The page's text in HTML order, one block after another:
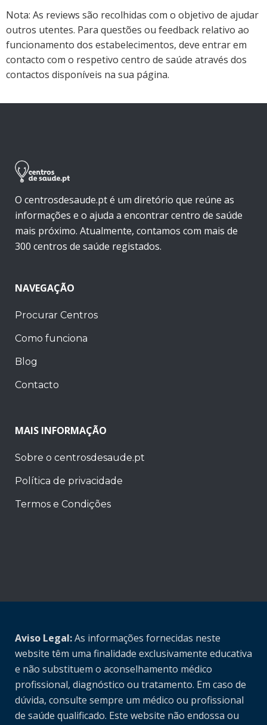
Nota: As reviews são recolhidas com o objetivo de ajudar
outros utentes. Para questões ou feedback relativo ao
funcionamento dos estabelecimentos, deve entrar em
contacto com o respetivo centro de saúde através dos
contactos disponíveis na sua página.
O centrosdesaude.pt é um diretório que reúne as
informações e o ajuda a encontrar centro de saúde
mais próximo. Atualmente, contamos com mais de
300 centros de saúde registados.
NAVEGAÇÃO
Procurar Centros
Como funciona
Blog
Contacto
MAIS INFORMAÇÃO
Sobre o centrosdesaude.pt
Política de privacidade
Termos e Condições
Aviso Legal:As informações fornecidas neste
website têm uma finalidade exclusivamente educativa
e não substituem o aconselhamento médico
profissional, diagnóstico ou tratamento. Em caso de
dúvida, consulte sempre um médico ou profissional
de saúde qualificado. Este website não endossa ou